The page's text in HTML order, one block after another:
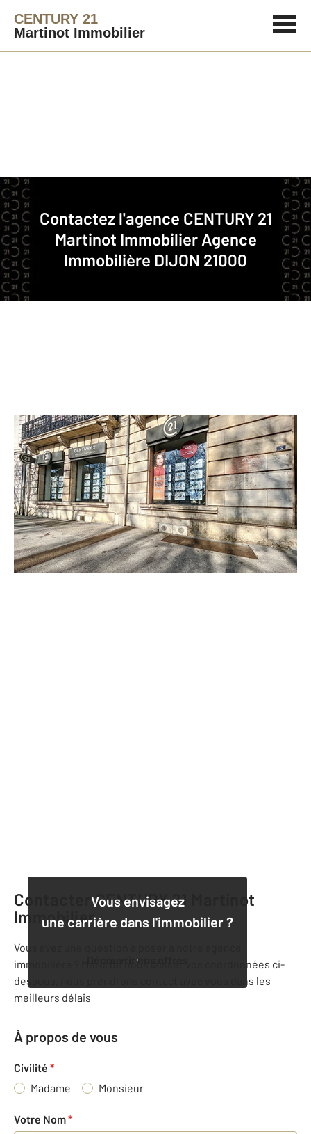
CENTURY 21
Martinot Immobilier
Contactez l'agence CENTURY 21
Martinot ImmobilierAgence
Immobilière DIJON 21000
Agence immobilière
Notre agence à DIJON
CENTURY 21 Martinot Immobilier
3 Place de la République
DIJON - 21000
Envoyer un message
Téléphoner à l'agence
Vous envisagez
une carrière dans l'immobilier ?
Découvrir nos offres
Contacter CENTURY 21 Martinot
Immobilier
Vous avez une question à poser à notre agence
immobilière ? Merci de nous laisser vos coordonnées ci-
dessous, nous prendrons contact avec vous dans les
meilleurs délais
À propos de vous
Civilité *
Madame
Monsieur
Votre Nom*